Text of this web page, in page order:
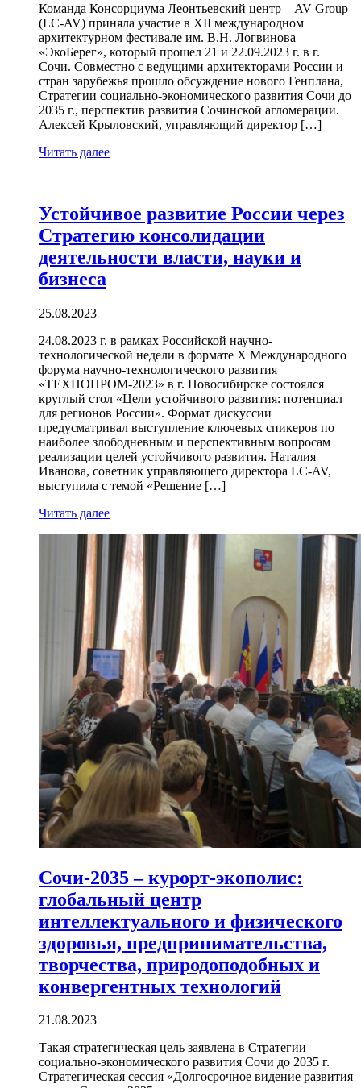
Команда Консорциума Леонтьевский центр – AV Group
(LC-AV) приняла участие в XII международном
архитектурном фестивале им. В.Н. Логвинова
«ЭкоБерег», который прошел 21 и 22.09.2023 г. в г.
Сочи. Совместно с ведущими архитекторами России и
стран зарубежья прошло обсуждение нового Генплана,
Стратегии социально-экономического развития Сочи до
2035 г., перспектив развития Сочинской агломерации.
Алексей Крыловский, управляющий директор […]
Читать далее
Устойчивое развитие России через
Стратегию консолидации
деятельности власти, науки и
бизнеса
25.08.2023
24.08.2023 г. в рамках Российской научно-
технологической недели в формате X Международного
форума научно-технологического развития
«ТЕХНОПРОМ-2023» в г. Новосибирске состоялся
круглый стол «Цели устойчивого развития: потенциал
для регионов России». Формат дискуссии
предусматривал выступление ключевых спикеров по
наиболее злободневным и перспективным вопросам
реализации целей устойчивого развития. Наталия
Иванова, советник управляющего директора LC-AV,
выступила с темой «Решение […]
Читать далее
Сочи-2035 – курорт-экополис:
глобальный центр
интеллектуального и физического
здоровья, предпринимательства,
творчества, природоподобных и
конвергентных технологий
21.08.2023
Такая стратегическая цель заявлена в Стратегии
социально-экономического развития Сочи до 2035 г.
Стратегическая сессия «Долгосрочное видение развития